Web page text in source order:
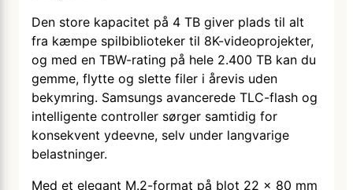
Den store kapacitet på 4 TB giver plads til alt
fra kæmpe spilbiblioteker til 8K-videoprojekter,
og med en TBW-rating på hele 2.400 TB kan du
gemme, flytte og slette filer i årevis uden
bekymring. Samsungs avancerede TLC-flash og
intelligente controller sørger samtidig for
konsekvent ydeevne, selv under langvarige
belastninger.
Med et elegant M.2-format på blot 22 × 80 mm